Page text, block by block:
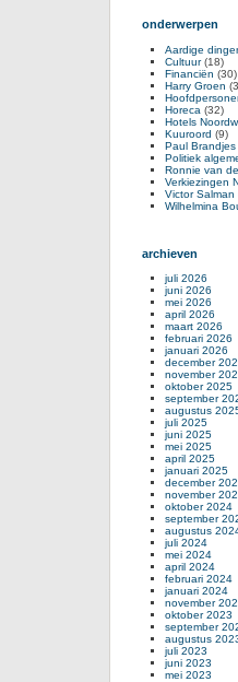
onderwerpen
Aardige
Cultuur(18)
Financiën (30)
Harry Groen
Horeca (32)
Hotels
Kuuroord (9)
Paul Brandjes
Politiek
Ronnie van
Verkiezingen
Victor Salman
Wilhelmina
archieven
juli 2026
juni 2026
mei 2026
april 2026
maart 2026
februari 2026
januari 2026
december
november
oktober 2025
september
augustus
juli 2025
juni 2025
mei 2025
april 2025
januari 2025
december
november
oktober 2024
september
augustus
juli 2024
mei 2024
april 2024
februari 2024
januari 2024
november
oktober 2023
september
augustus
juli 2023
juni 2023
mei 2023